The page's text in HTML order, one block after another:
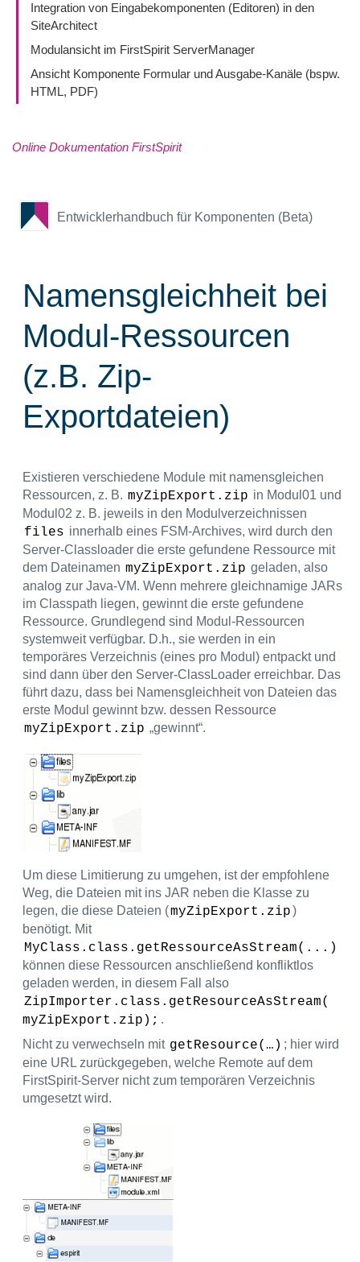
Integration von Eingabekomponenten (Editoren) in den
SiteArchitect
Modulansicht im FirstSpirit ServerManager
Ansicht Komponente Formular und Ausgabe-Kanäle (bspw.
HTML, PDF)
Online Dokumentation FirstSpirit
Entwicklerhandbuch für Komponenten (Beta)
Namensgleichheit bei
Modul-Ressourcen
(z.B. Zip-
Exportdateien)
Existieren verschiedene Module mit namensgleichen
Ressourcen, z. B. myZipExport.zip in Modul01 und
Modul02 z. B. jeweils in den Modulverzeichnissen
files innerhalb eines FSM-Archives, wird durch den
Server-Classloader die erste gefundene Ressource mit
dem Dateinamen myZipExport.zip geladen, also
analog zur Java-VM. Wenn mehrere gleichnamige JARs
im Classpath liegen, gewinnt die erste gefundene
Ressource. Grundlegend sind Modul-Ressourcen
systemweit verfügbar. D.h., sie werden in ein
temporäres Verzeichnis (eines pro Modul) entpackt und
sind dann über den Server-ClassLoader erreichbar. Das
führt dazu, dass bei Namensgleichheit von Dateien das
erste Modul gewinnt bzw. dessen Ressource
myZipExport.zip „gewinnt“.
Um diese Limitierung zu umgehen, ist der empfohlene
Weg, die Dateien mit ins JAR neben die Klasse zu
legen, die diese Dateien (myZipExport.zip)
benötigt. Mit
MyClass.class.getRessourceAsStream(...)
können diese Ressourcen anschließend konfliktlos
geladen werden, in diesem Fall also
ZipImporter.class.getResourceAsStream(
myZipExport.zip); .
Nicht zu verwechseln mit getResource(…) ; hier wird
eine URL zurückgegeben, welche Remote auf dem
FirstSpirit-Server nicht zum temporären Verzeichnis
umgesetzt wird.